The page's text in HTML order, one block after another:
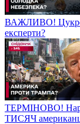
ВАЖЛИВО!
експерти?
ТЕРМІНОВО!
ТИСЯЧ